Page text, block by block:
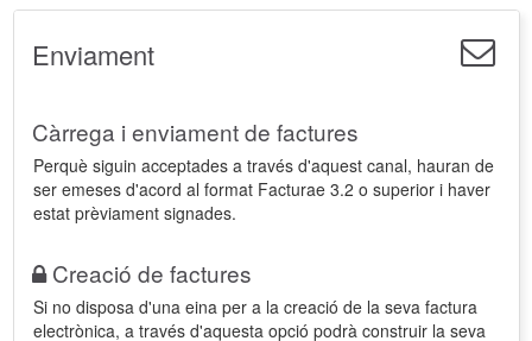
Enviament
Càrrega i enviament de factures
Perquè siguin acceptades a través d'aquest canal, hauran de
ser emeses d'acord al format Facturae 3.2 o superior i haver
estat prèviament signades.
Creació de factures
Si no disposa d'una eina per a la creació de la seva factura
electrònica, a través d'aquesta opció podrà construir la seva